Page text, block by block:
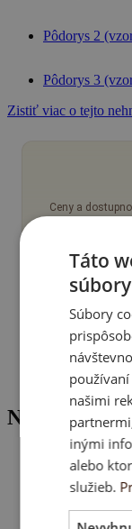
Pôdorys 2
Pôdorys 3
Zistiť viac o tejto
Ceny a
Obrázky slúžia
nábytok je
dodávané
Ceny sú netto a
SOLD OUT
Táto
Súbory
našimi
inými
alebo
služieb.